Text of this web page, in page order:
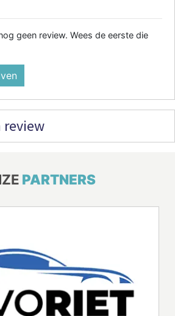
geen review. Wees de eerste die
review
PARTNERS